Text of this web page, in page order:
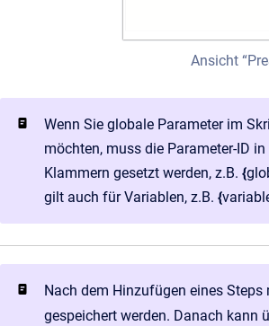
Ansicht
Wenn Sie globale Parameter im
möchten, muss die Parameter-ID
Klammern gesetzt werden, z.B. {
gilt auch für Variablen, z.B. {
Nach dem Hinzufügen eines Steps
gespeichert werden. Danach kann